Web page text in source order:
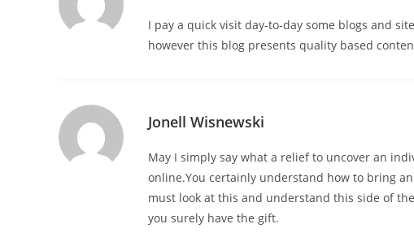
I pay a quick visit day-to-day some blogs and
however this blog presents quality based
Jonell Wisnewski
May I simply say what a relief to uncover an
online.You certainly understand how to bring
must look at this and understand this side of
you surely have the gift.